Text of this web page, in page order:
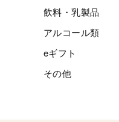
飲料・乳製品
アルコール類
eギフト
その他